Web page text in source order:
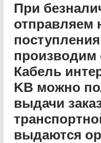
При
отправляем
производим
Кабель
KB можно
выдачи
выдаются